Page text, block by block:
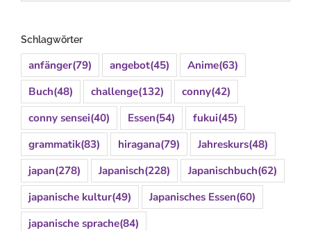
Schlagwörter
anfänger(79) angebot(45) Anime(63)
Buch(48) challenge(132) conny(42)
conny sensei(40) Essen(54) fukui(45)
grammatik(83) hiragana(79) Jahreskurs(48)
japan(278) Japanisch(228) Japanischbuch(62)
japanische kultur(49) Japanisches Essen(60)
japanische sprache(84)